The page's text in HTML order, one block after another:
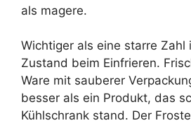
als magere.
Wichtiger als eine starre Zahl
Zustand beim Einfrieren.
Ware mit sauberer
besser als ein Produkt, das
Kühlschrank stand. Der